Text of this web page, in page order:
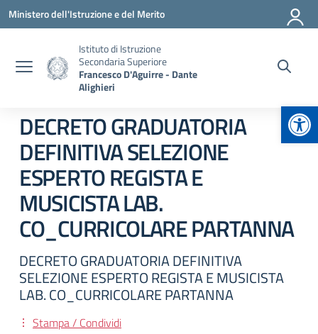
Vai ai contenuti
Vai al menu di navigazione
Vai al footer
Ministero dell'Istruzione e del Merito
Istituto di Istruzione
Secondaria Superiore
Francesco D'Aguirre - Dante
Alighieri
DECRETO GRADUATORIA
DEFINITIVA SELEZIONE
ESPERTO REGISTA E
MUSICISTA LAB.
CO_CURRICOLARE PARTANNA
DECRETO GRADUATORIA DEFINITIVA
SELEZIONE ESPERTO REGISTA E MUSICISTA
LAB. CO_CURRICOLARE PARTANNA
Stampa / Condividi